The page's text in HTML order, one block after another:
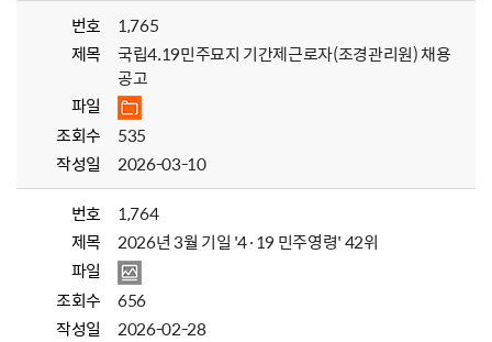
번호
1,765
제목
국립4.19민주묘지 기간제근로자(조경관리원) 채용
공고
파일
조회수
535
작성일
2026-03-10
번호
1,764
제목
2026년 3월 기일 '4·19 민주영령' 42위
파일
조회수
656
작성일
2026-02-28